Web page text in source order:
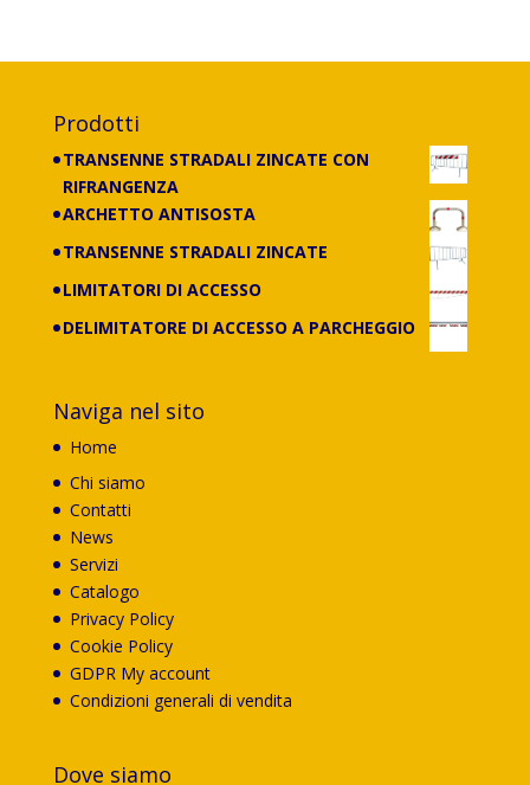
Prodotti
TRANSENNE STRADALI ZINCATE CON
RIFRANGENZA
ARCHETTO ANTISOSTA
TRANSENNE STRADALI ZINCATE
LIMITATORI DI ACCESSO
DELIMITATORE DI ACCESSO A PARCHEGGIO
Naviga nel sito
Home
Chi siamo
Contatti
News
Servizi
Catalogo
Privacy Policy
Cookie Policy
GDPR My account
Condizioni generali di vendita
Dove siamo